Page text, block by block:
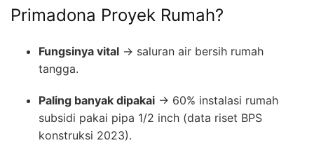
Primadona Proyek Rumah?
Fungsinya vital → saluran air bersih rumah
tangga.
Paling banyak dipakai → 60% instalasi rumah
subsidi pakai pipa 1/2 inch (data riset BPS
konstruksi 2023).